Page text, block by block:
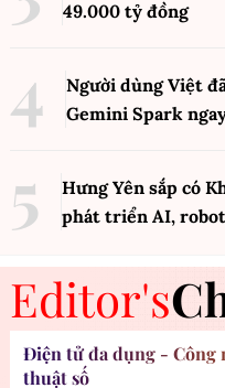
49.000 tỷ đồng
Người dùng Việt
Gemini Spark
Hưng Yên sắp có
phát triển AI,
Editor's
Điện tử đa dụng - Công
thuật số